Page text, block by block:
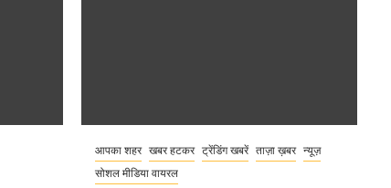
आपका शहर खबर हटकर ट्रेंडिंग खबरें ताज़ा ख़बर
न्यूज़
सोशल मीडिया वायरल